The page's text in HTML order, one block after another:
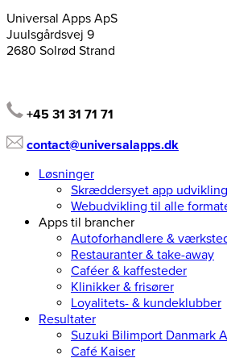
Universal Apps ApS
Juulsgårdsvej 9
2680 Solrød Strand
+45 31 31 71 71
contact@universalapps.dk
Løsninger
Skræddersyet app udvikling
Webudvikling til alle
Apps til brancher
Autoforhandlere &
Restauranter & take-away
Caféer & kaffesteder
Klinikker & frisører
Loyalitets- & kundeklubber
Resultater
Suzuki Bilimport Danmark
Café Kaiser